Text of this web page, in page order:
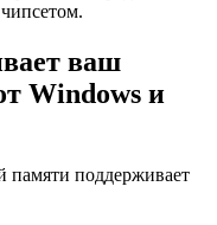
ваш
Windows и
памяти поддерживает